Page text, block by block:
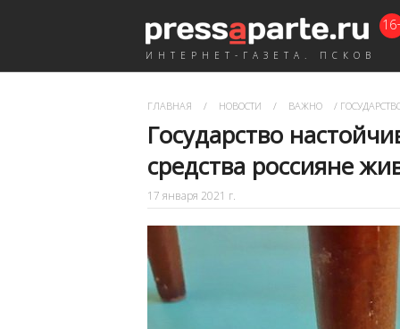
ИНТЕРНЕТ-ГАЗЕТА. ПСКОВ
ГЛАВНАЯ / НОВОСТИ / ВАЖНО /
Государство
средства россияне
17 января 2021 г.